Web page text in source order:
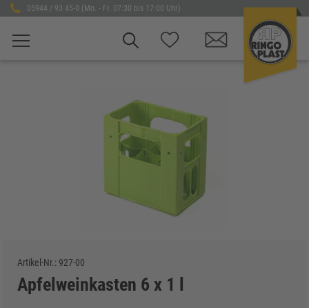
05944 / 93 45-0 (Mo. - Fr. 07:30 bis 17:00 Uhr)
Artikel-Nr.: 927-00
Apfelweinkasten 6 x 1 l